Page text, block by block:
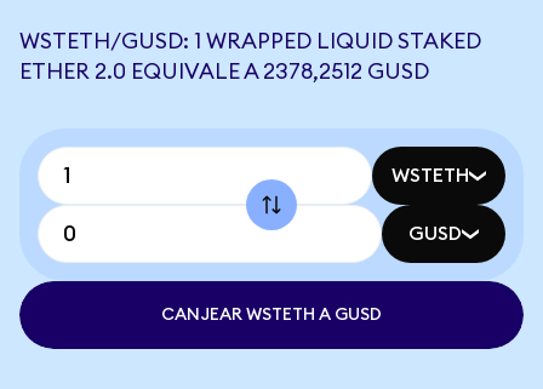
WSTETH/GUSD: 1 WRAPPED LIQUID STAKED
ETHER 2.0 EQUIVALE A 2378,2512 GUSD
WSTETH
GUSD
CANJEAR WSTETH A GUSD